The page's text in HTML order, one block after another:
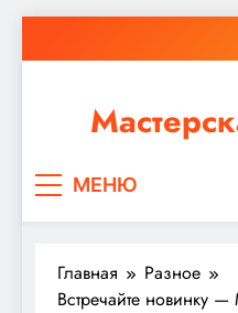
к
ремонт или
МЕНЮ
Главная
Разное
Встречайте новинку